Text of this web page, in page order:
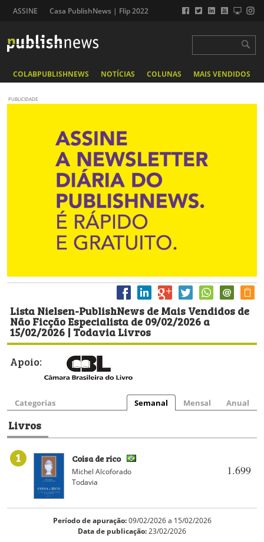
ASSINE Casa PublishNews | Flip 2022
COLABPUBLISHNEWS NOTÍCIAS COLUNAS MAIS VENDIDOS
PUBLICIDADE
Lista Nielsen-PublishNews de Mais Vendidos de
Não Ficção Especialista de 09/02/2026 a
15/02/2026 | Todavia Livros
Apoio:
Categorias Semanal Mensal Anual
Livros
1
1.699
Coisa de rico
Michel Alcoforado
Todavia
Período de apuração:09/02/2026 a 15/02/2026
Data de publicação:23/02/2026